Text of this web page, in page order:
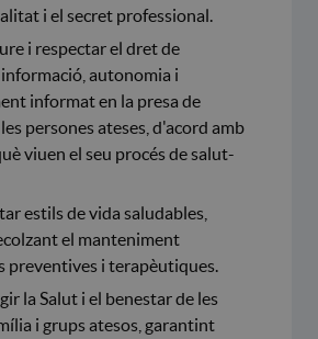
i el secret professional.
i respectar el dret de
autonomia i
informat en la presa de
persones ateses, d'acord amb
viuen el seu procés de salut-
estils de vida saludables,
el manteniment
preventives i terapèutiques.
la Salut i el benestar de les
i grups atesos, garantint